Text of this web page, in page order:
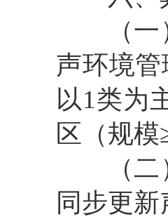
（一）
声环境
以1类为
区（规模
（
同步更